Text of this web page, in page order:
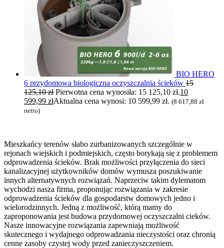
BIO HERO
6 przydomowa biologiczna oczyszczalnia ścieków 15
125,10zł Pierwotna cena wynosiła: 15 125,10 zł.10
599,99 złAktualna cena wynosi: 10 599,99 zł. (8 617,88 zł
netto)
Mieszkańcy terenów słabo zurbanizowanych szczególnie w
rejonach wiejskich i podmiejskich, często borykają się z problemem
odprowadzenia ścieków. Brak możliwości przyłączenia do sieci
kanalizacyjnej użytkowników domów wymusza poszukiwanie
innych alternatywnych rozwiązań. Naprzeciw takim dylematom
wychodzi nasza firma, proponując rozwiązania w zakresie
odprowadzenia ścieków dla gospodarstw domowych jedno i
wielorodzinnych. Jedną z możliwość, którą mamy do
zaproponowania jest budowa przydomowej oczyszczalni cieków.
Nasze innowacyjne rozwiązania zapewniają możliwość
skutecznego i wydajnego odprowadzania nieczystości oraz chronią
cenne zasoby czystej wody przed zanieczyszczeniem.